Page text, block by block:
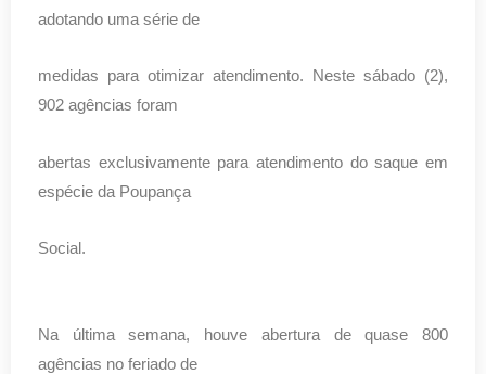
adotando uma série de
medidas para otimizar atendimento. Neste sábado (2),
902 agências foram
abertas exclusivamente para atendimento do saque em
espécie da Poupança
Social.
Na última semana, houve abertura de quase 800
agências no feriado de